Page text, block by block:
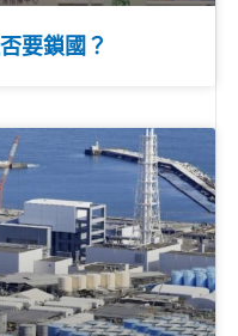
要鎖國？